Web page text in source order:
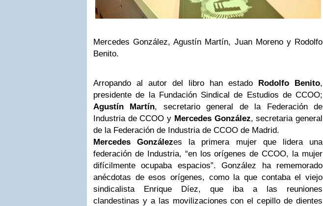
Mercedes González, Agustín Martín, Juan Moreno y Rodolfo
Benito.
Arropando al autor del libro han estado Rodolfo Benito,
presidente de la Fundación Sindical de Estudios de CCOO;
Agustín Martín, secretario general de la Federación de
Industria de CCOO y Mercedes González, secretaria general
de la Federación de Industria de CCOO de Madrid.
Mercedes Gonzálezes la primera mujer que lidera una
federación de Industria, “en los orígenes de CCOO, la mujer
difícilmente ocupaba espacios”. González ha rememorado
anécdotas de esos orígenes, como la que contaba el viejo
sindicalista Enrique Díez, que iba a las reuniones
clandestinas y a las movilizaciones con el cepillo de dientes